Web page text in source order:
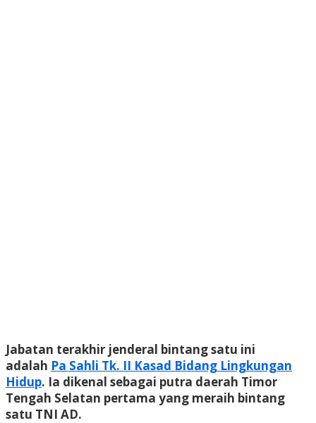
Jabatan terakhir jenderal bintang satu ini
adalah Pa Sahli Tk. II Kasad Bidang Lingkungan
Hidup. Ia dikenal sebagai putra daerah Timor
Tengah Selatan pertama yang meraih bintang
satu TNI AD.